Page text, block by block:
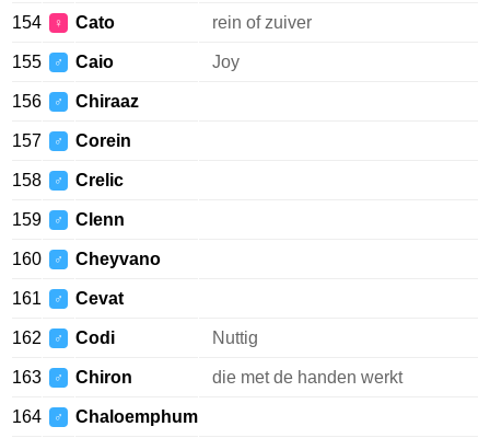
154 ♀ Cato rein of zuiver
155 ♂ Caio Joy
156 ♂ Chiraaz
157 ♂ Corein
158 ♂ Crelic
159 ♂ Clenn
160 ♂ Cheyvano
161 ♂ Cevat
162 ♂ Codi Nuttig
163 ♂ Chiron die met de handen werkt
164 ♂ Chaloemphum